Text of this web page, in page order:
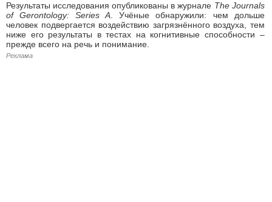
Результаты исследования опубликованы в журнале The Journals
of Gerontology: Series A. Учёные обнаружили: чем дольше
человек подвергается воздействию загрязнённого воздуха, тем
ниже его результаты в тестах на когнитивные способности –
прежде всего на речь и понимание.
Реклама